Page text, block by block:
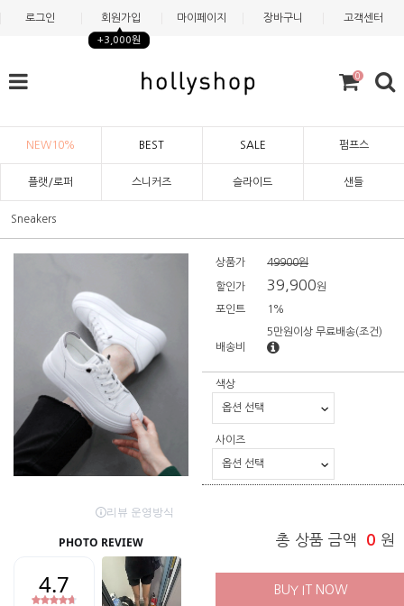
로그인 회원가입
+3,000원
마이페이지 장바구니 고객센터
0
NEW10% BEST SALE 펌프스
플랫/로퍼 스니커즈 슬라이드 샌들
Sneakers
상품가 49900원
할인가 39,900원
포인트 1%
배송비
5만원이상 무료배송(조건)
색상
사이즈
총 상품 금액 0 원
BUY IT NOW